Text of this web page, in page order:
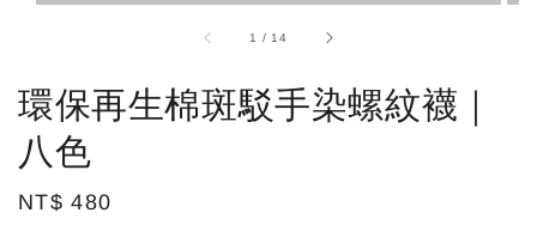
1 / 14
環保再生棉斑駁手染螺紋襪｜
八色
Regular
NT$ 480